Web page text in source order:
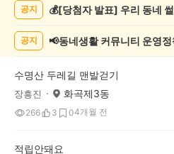
기
공지
공지 📢동네생활 커뮤니티 운영
수명산 두레길 맨발걷기
장흥진 화곡제3동
266 3 04개월 전
적립안돼요